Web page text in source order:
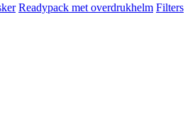
Readypack met overdrukhelm Filters